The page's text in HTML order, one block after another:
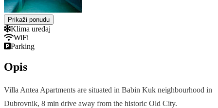
Prikaži ponudu
Klima uređaj
WiFi
Parking
Opis
Villa Antea Apartments are situated in Babin Kuk neighbourhood in
Dubrovnik, 8 min drive away from the historic Old City.